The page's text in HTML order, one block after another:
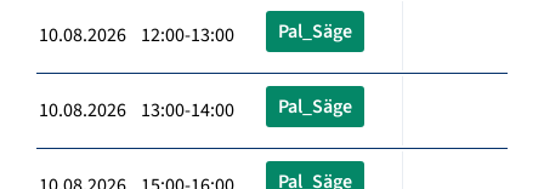
10.08.2026 12:00-13:00 Pal_Säge
10.08.2026 13:00-14:00 Pal_Säge
Pal_Säge